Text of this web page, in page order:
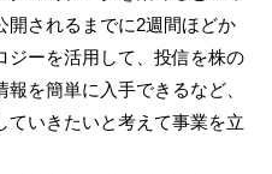
開されるまでに2週間ほどか
ジーを活用して、投信を株の
を簡単に入手できるなど、
ていきたいと考えて事業を立